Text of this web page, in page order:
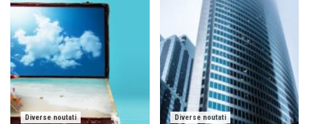
Diverse noutati
Diverse noutati